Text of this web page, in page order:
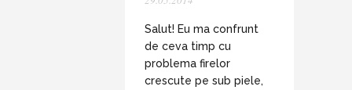
Salut! Eu ma confrunt
de ceva timp cu
problema firelor
crescute pe sub piele,